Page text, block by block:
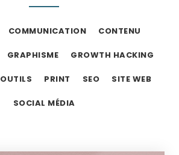
COMMUNICATION CONTENU
GRAPHISME GROWTH HACKING
OUTILS PRINT SEO SITE WEB
SOCIAL MÉDIA